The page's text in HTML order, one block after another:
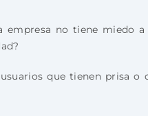
empresa no tiene
que tienen prisa